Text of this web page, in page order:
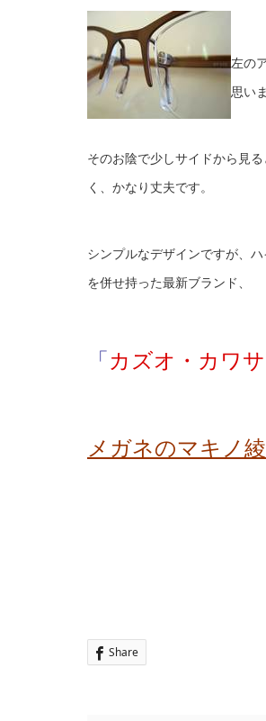
左の
思い
そのお陰で少しサイドから見
く、かなり丈夫です。
シンプルなデザインですが、
を併せ持った最新ブランド、
「カズオ・カワ
メガネのマキノ
Share